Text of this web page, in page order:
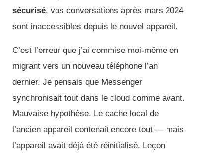
sécurisé, vos conversations après mars 2024
sont inaccessibles depuis le nouvel appareil.
C’est l’erreur que j’ai commise moi-même en
migrant vers un nouveau téléphone l’an
dernier. Je pensais que Messenger
synchronisait tout dans le cloud comme avant.
Mauvaise hypothèse. Le cache local de
l’ancien appareil contenait encore tout — mais
l’appareil avait déjà été réinitialisé. Leçon